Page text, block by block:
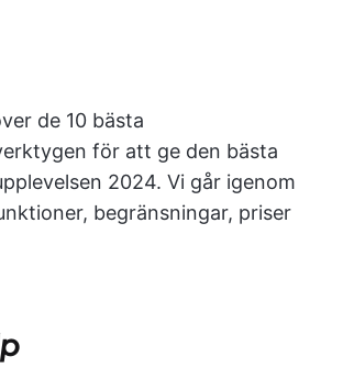
de 10 bästa
för att ge den bästa
2024. Vi går igenom
begränsningar, priser